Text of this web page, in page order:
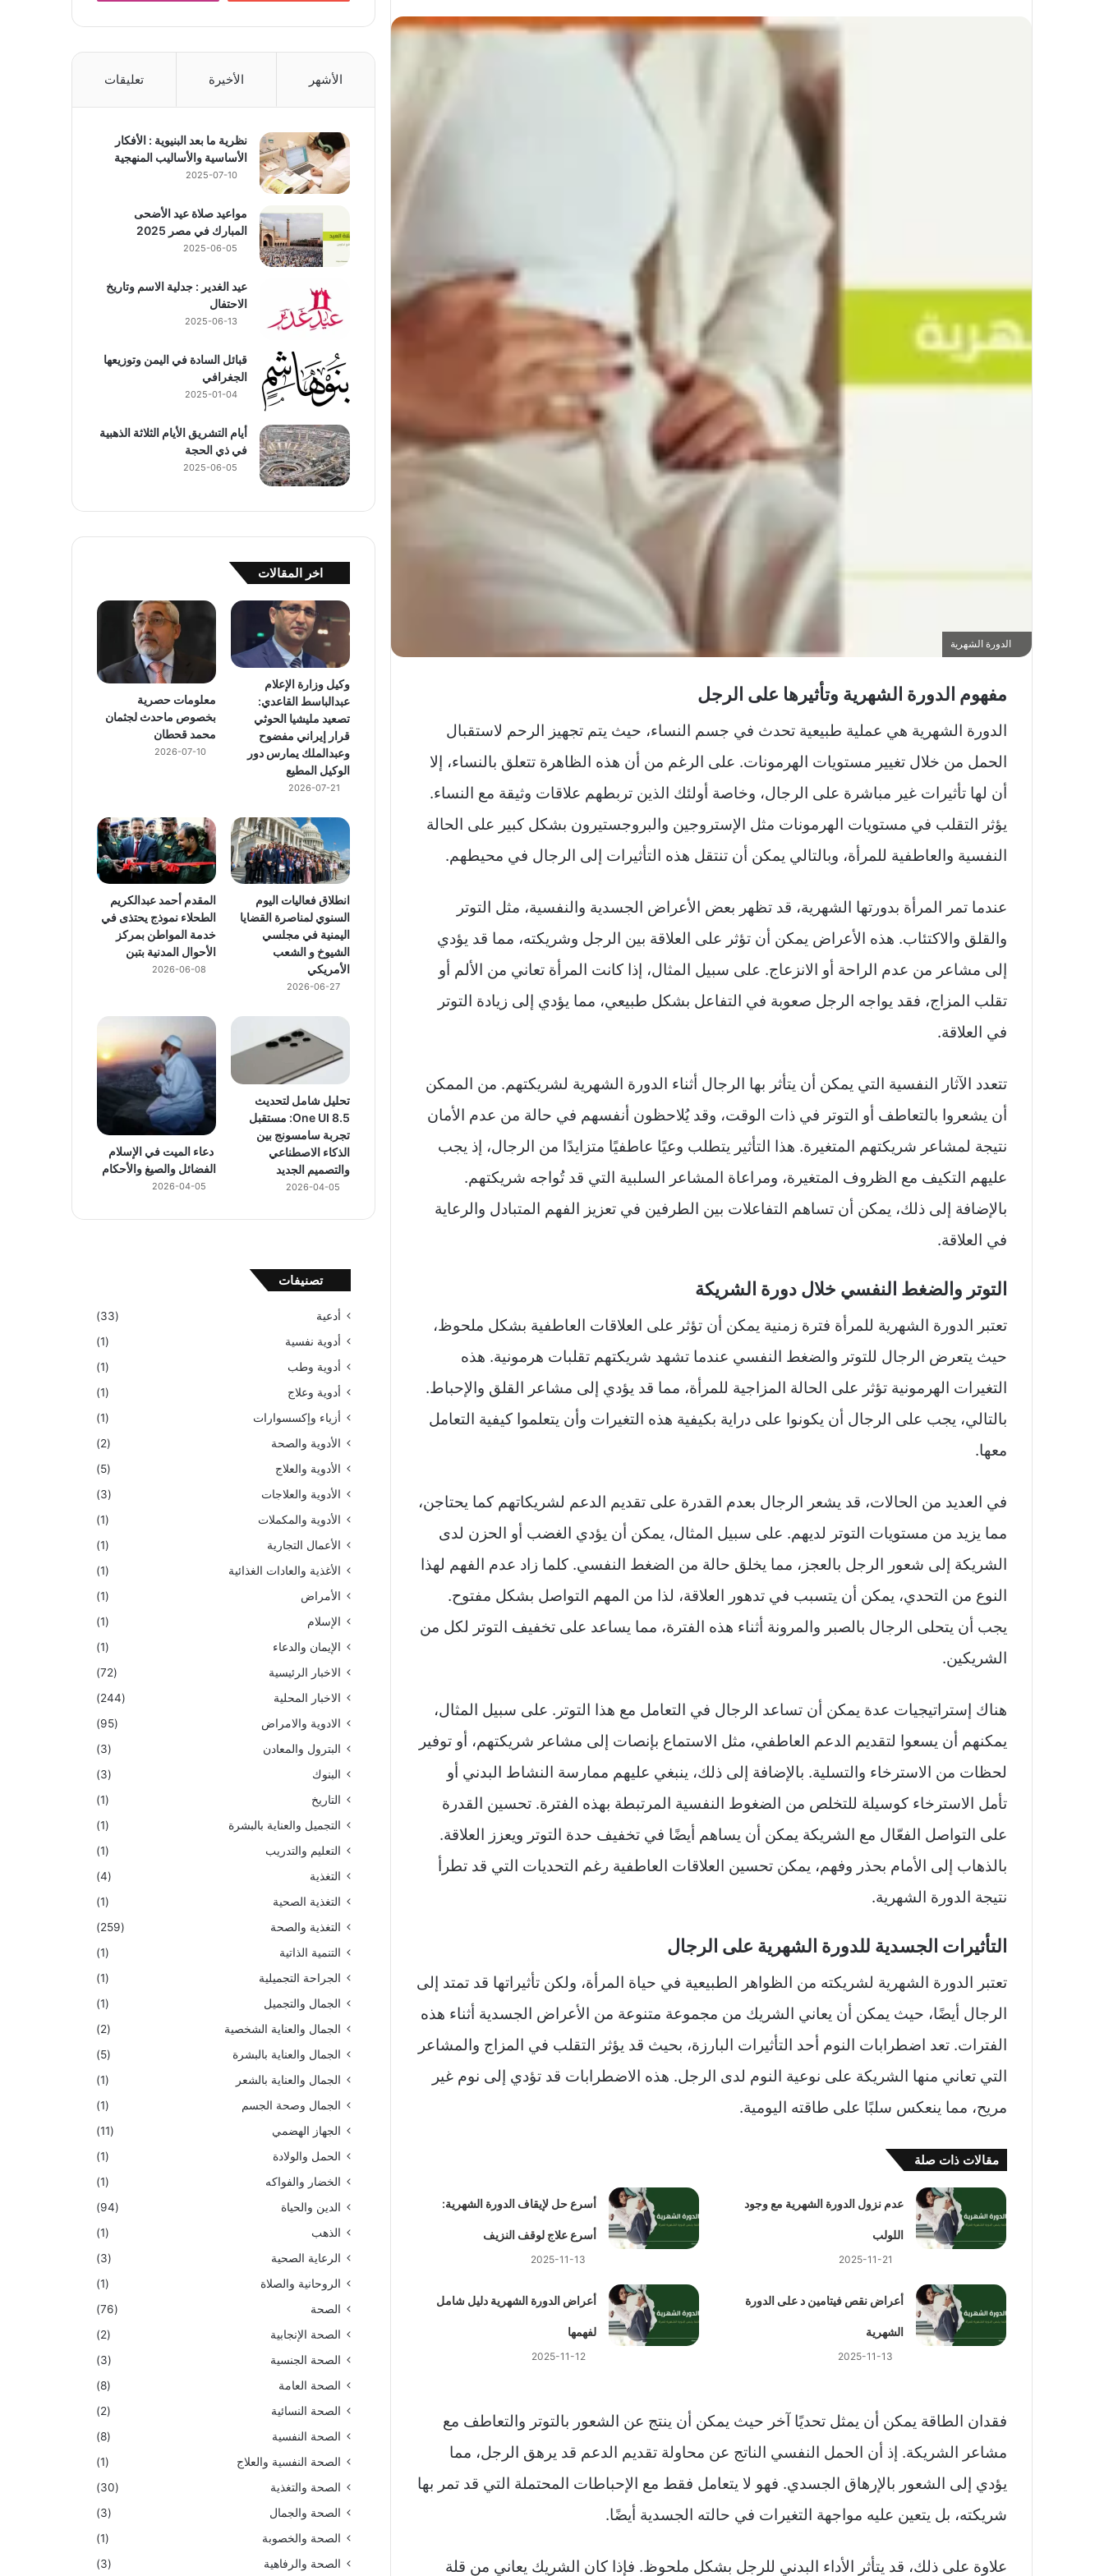
الدورة الشهرية
مفهوم الدورة الشهرية وتأثيرها على الرجل
الدورة الشهرية هي عملية طبيعية تحدث في جسم النساء، حيث يتم تجهيز الرحم لاستقبال
الحمل من خلال تغيير مستويات الهرمونات. على الرغم من أن هذه الظاهرة تتعلق بالنساء، إلا
أن لها تأثيرات غير مباشرة على الرجال، وخاصة أولئك الذين تربطهم علاقات وثيقة مع النساء.
يؤثر التقلب في مستويات الهرمونات مثل الإستروجين والبروجستيرون بشكل كبير على الحالة
النفسية والعاطفية للمرأة، وبالتالي يمكن أن تنتقل هذه التأثيرات إلى الرجال في محيطهم.
عندما تمر المرأة بدورتها الشهرية، قد تظهر بعض الأعراض الجسدية والنفسية، مثل التوتر
والقلق والاكتئاب. هذه الأعراض يمكن أن تؤثر على العلاقة بين الرجل وشريكته، مما قد يؤدي
إلى مشاعر من عدم الراحة أو الانزعاج. على سبيل المثال، إذا كانت المرأة تعاني من الألم أو
تقلب المزاج، فقد يواجه الرجل صعوبة في التفاعل بشكل طبيعي، مما يؤدي إلى زيادة التوتر
في العلاقة.
تتعدد الآثار النفسية التي يمكن أن يتأثر بها الرجال أثناء الدورة الشهرية لشريكتهم. من الممكن
أن يشعروا بالتعاطف أو التوتر في ذات الوقت، وقد يُلاحظون أنفسهم في حالة من عدم الأمان
نتيجة لمشاعر شريكتهم المتغيرة. هذا التأثير يتطلب وعيًا عاطفيًا متزايدًا من الرجال، إذ يجب
عليهم التكيف مع الظروف المتغيرة، ومراعاة المشاعر السلبية التي قد تُواجه شريكتهم.
بالإضافة إلى ذلك، يمكن أن تساهم التفاعلات بين الطرفين في تعزيز الفهم المتبادل والرعاية
في العلاقة.
التوتر والضغط النفسي خلال دورة الشريكة
تعتبر الدورة الشهرية للمرأة فترة زمنية يمكن أن تؤثر على العلاقات العاطفية بشكل ملحوظ،
حيث يتعرض الرجال للتوتر والضغط النفسي عندما تشهد شريكتهم تقلبات هرمونية. هذه
التغيرات الهرمونية تؤثر على الحالة المزاجية للمرأة، مما قد يؤدي إلى مشاعر القلق والإحباط.
بالتالي، يجب على الرجال أن يكونوا على دراية بكيفية هذه التغيرات وأن يتعلموا كيفية التعامل
معها.
في العديد من الحالات، قد يشعر الرجال بعدم القدرة على تقديم الدعم لشريكاتهم كما يحتاجن،
مما يزيد من مستويات التوتر لديهم. على سبيل المثال، يمكن أن يؤدي الغضب أو الحزن لدى
الشريكة إلى شعور الرجل بالعجز، مما يخلق حالة من الضغط النفسي. كلما زاد عدم الفهم لهذا
النوع من التحدي، يمكن أن يتسبب في تدهور العلاقة، لذا من المهم التواصل بشكل مفتوح.
يجب أن يتحلى الرجال بالصبر والمرونة أثناء هذه الفترة، مما يساعد على تخفيف التوتر لكل من
الشريكين.
هناك إستراتيجيات عدة يمكن أن تساعد الرجال في التعامل مع هذا التوتر. على سبيل المثال،
يمكنهم أن يسعوا لتقديم الدعم العاطفي، مثل الاستماع بإنصات إلى مشاعر شريكتهم، أو توفير
لحظات من الاسترخاء والتسلية. بالإضافة إلى ذلك، ينبغي عليهم ممارسة النشاط البدني أو
تأمل الاسترخاء كوسيلة للتخلص من الضغوط النفسية المرتبطة بهذه الفترة. تحسين القدرة
على التواصل الفعّال مع الشريكة يمكن أن يساهم أيضًا في تخفيف حدة التوتر ويعزز العلاقة.
بالذهاب إلى الأمام بحذر وفهم، يمكن تحسين العلاقات العاطفية رغم التحديات التي قد تطرأ
نتيجة الدورة الشهرية.
التأثيرات الجسدية للدورة الشهرية على الرجال
تعتبر الدورة الشهرية لشريكته من الظواهر الطبيعية في حياة المرأة، ولكن تأثيراتها قد تمتد إلى
الرجال أيضًا، حيث يمكن أن يعاني الشريك من مجموعة متنوعة من الأعراض الجسدية أثناء هذه
الفترات. تعد اضطرابات النوم أحد التأثيرات البارزة، بحيث قد يؤثر التقلب في المزاج والمشاعر
التي تعاني منها الشريكة على نوعية النوم لدى الرجل. هذه الاضطرابات قد تؤدي إلى نوم غير
مريح، مما ينعكس سلبًا على طاقته اليومية.
مقالات ذات صلة
عدم نزول الدورة الشهرية مع وجود
اللولب
2025-11-21
أسرع حل لإيقاف الدورة الشهرية:
أسرع علاج لوقف النزيف
2025-11-13
أعراض نقص فيتامين د على الدورة
الشهرية
2025-11-13
أعراض الدورة الشهرية دليل شامل
لفهمها
2025-11-12
فقدان الطاقة يمكن أن يمثل تحديًا آخر حيث يمكن أن ينتج عن الشعور بالتوتر والتعاطف مع
مشاعر الشريكة. إذ أن الحمل النفسي الناتج عن محاولة تقديم الدعم قد يرهق الرجل، مما
يؤدي إلى الشعور بالإرهاق الجسدي. فهو لا يتعامل فقط مع الإحباطات المحتملة التي قد تمر بها
شريكته، بل يتعين عليه مواجهة التغيرات في حالته الجسدية أيضًا.
علاوة على ذلك، قد يتأثر الأداء البدني للرجل بشكل ملحوظ. فإذا كان الشريك يعاني من قلة
الأشهر الأخيرة تعليقات
نظرية ما بعد البنيوية : الأفكار
الأساسية والأساليب المنهجية
2025-07-10
مواعيد صلاة عيد الأضحى
المبارك في مصر 2025
2025-06-05
عيد الغدير : جدلية الاسم وتاريخ
الاحتفال
2025-06-13
قبائل السادة في اليمن وتوزيعها
الجغرافي
2025-01-04
أيام التشريق الأيام الثلاثة الذهبية
في ذي الحجة
2025-06-05
اخر المقالات
وكيل وزارة الإعلام
عبدالباسط القاعدي:
تصعيد مليشيا الحوثي
قرار إيراني مفضوح
وعبدالملك يمارس دور
الوكيل المطيع
2026-07-21
معلومات حصرية
بخصوص ماحدث لجثمان
محمد قحطان
2026-07-10
انطلاق فعاليات اليوم
السنوي لمناصرة القضايا
اليمنية في مجلسي
الشيوخ و الشعب
الأمريكي
2026-06-27
المقدم أحمد عبدالكريم
الطحلاء نموذج يحتذى في
خدمة المواطن بمركز
الأحوال المدنية بتبن
2026-06-08
تحليل شامل لتحديث
One UI 8.5: مستقبل
تجربة سامسونج بين
الذكاء الاصطناعي
والتصميم الجديد
2026-04-05
دعاء الميت في الإسلام
الفضائل والصيغ والأحكام
2026-04-05
تصنيفات
أدعية
(33)
أدوية نفسية
(1)
أدوية وطب
(1)
أدوية وعلاج
(1)
أزياء وإكسسوارات
(1)
الأدوية والصحة
(2)
الأدوية والعلاج
(5)
الأدوية والعلاجات
(3)
الأدوية والمكملات
(1)
الأعمال التجارية
(1)
الأغذية والعادات الغذائية
(1)
الأمراض
(1)
الإسلام
(1)
الإيمان والدعاء
(1)
الاخبار الرئيسية
(72)
الاخبار المحلية
(244)
الادوية والامراض
(95)
البترول والمعادن
(3)
البنوك
(3)
التاريخ
(1)
التجميل والعناية بالبشرة
(1)
التعليم والتدريب
(1)
التغذية
(4)
التغذية الصحية
(1)
التغذية والصحة
(259)
التنمية الذاتية
(1)
الجراحة التجميلية
(1)
الجمال والتجميل
(1)
الجمال والعناية الشخصية
(2)
الجمال والعناية بالبشرة
(5)
الجمال والعناية بالشعر
(1)
الجمال وصحة الجسم
(1)
الجهاز الهضمي
(11)
الحمل والولادة
(1)
الخضار والفواكه
(1)
الدين والحياة
(94)
الذهب
(1)
الرعاية الصحية
(3)
الروحانية والصلاة
(1)
الصحة
(76)
الصحة الإنجابية
(2)
الصحة الجنسية
(3)
الصحة العامة
(8)
الصحة النسائية
(2)
الصحة النفسية
(8)
الصحة النفسية والعلاج
(1)
الصحة والتغذية
(30)
الصحة والجمال
(3)
الصحة والخصوبة
(1)
الصحة والرفاهية
(3)